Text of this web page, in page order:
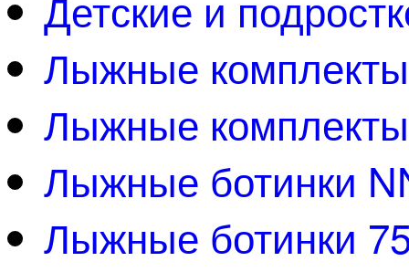
Лыжные
Лыжные
Лыжные ботинки
Лыжные ботинки